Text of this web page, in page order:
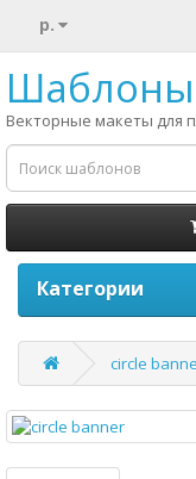
р.
Шаблоны
Векторные макеты для
Категории
circle